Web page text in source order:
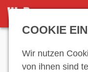
COOKIE
Wir nutzen
von ihnen sind